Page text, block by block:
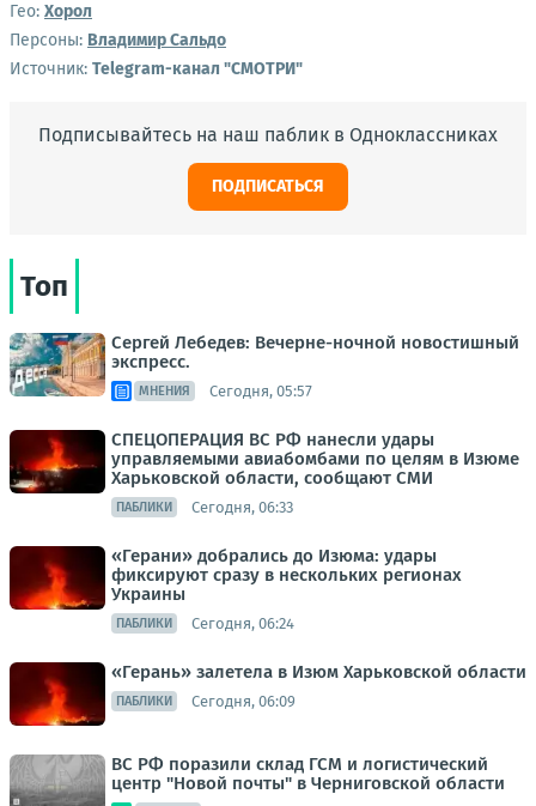
Гео: Хорол
Персоны: Владимир Сальдо
Источник: Telegram-канал "СМОТРИ"
Подписывайтесь на наш паблик в Одноклассниках
ПОДПИСАТЬСЯ
Топ
Сергей Лебедев: Вечерне-ночной новостишный
экспресс.
МНЕНИЯ Сегодня, 05:57
СПЕЦОПЕРАЦИЯ ВС РФ нанесли удары
управляемыми авиабомбами по целям в Изюме
Харьковской области, сообщают СМИ
ПАБЛИКИ Сегодня, 06:33
«Герани» добрались до Изюма: удары
фиксируют сразу в нескольких регионах
Украины
ПАБЛИКИ Сегодня, 06:24
«Герань» залетела в Изюм Харьковской области
ПАБЛИКИ Сегодня, 06:09
ВС РФ поразили склад ГСМ и логистический
центр "Новой почты" в Черниговской области